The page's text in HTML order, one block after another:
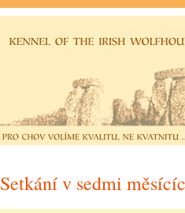
Setkání v sedmi